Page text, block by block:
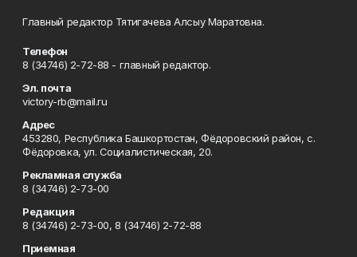
Главный редактор Тятигачева Алсыу Маратовна.
Телефон
8 (34746) 2-72-88 - главный редактор.
Эл. почта
victory-rb@mail.ru
Адрес
453280, Республика Башкортостан, Фёдоровский район, с.
Фёдоровка, ул. Социалистическая, 20.
Рекламная служба
8 (34746) 2-73-00
Редакция
8 (34746) 2-73-00, 8 (34746) 2-72-88
Приемная